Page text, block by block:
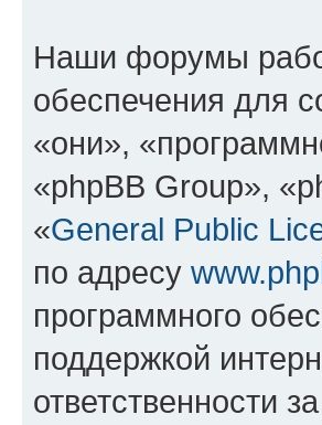
Наши форумы
обеспечения для
«они»,
«phpBB Group»,
«General Public
по адресу
программного
поддержкой
ответственности